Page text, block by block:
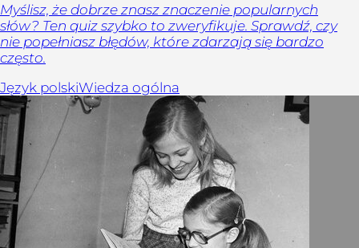
Myślisz, że dobrze znasz znaczenie popularnych
słów? Ten quiz szybko to zweryfikuje. Sprawdź, czy
nie popełniasz błędów, które zdarzają się bardzo
często.
Język polskiWiedza ogólna